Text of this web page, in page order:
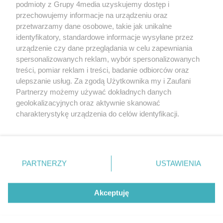
Redakcja Reklama Prywatność
Praca Łódź
the:protocol
Facebook.com
Youtube.com
podmioty z Grupy 4media uzyskujemy dostęp i
przechowujemy informacje na urządzeniu oraz
przetwarzamy dane osobowe, takie jak unikalne
identyfikatory, standardowe informacje wysyłane przez
urządzenie czy dane przeglądania w celu zapewniania
spersonalizowanych reklam, wybór spersonalizowanych
treści, pomiar reklam i treści, badanie odbiorców oraz
ulepszanie usług. Za zgodą Użytkownika my i Zaufani
Partnerzy możemy używać dokładnych danych
geolokalizacyjnych oraz aktywnie skanować
charakterystykę urządzenia do celów identyfikacji.
zmienić/wycofać klikając przycisk ustawień prywatności
znajdujący się w lewym dolnym rogu strony
. Niektóre
użytkownika, ale masz prawo sprzeciwić się takiemu
przetwarzaniu. Preferencje będą miały zastosowania tylko
PARTNERZY USTAWIENIA
Akceptuję